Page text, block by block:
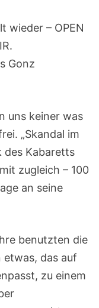
wieder – OPEN
Gonz
uns keiner was
„Skandal im
des Kabaretts
zugleich – 100
an seine
benutzten die
etwas, das auf
zu einem